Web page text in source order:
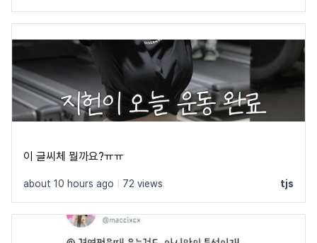
이 글씨체 뭘까요?ㅠㅠ
about 10 hours ago 72 views tjs